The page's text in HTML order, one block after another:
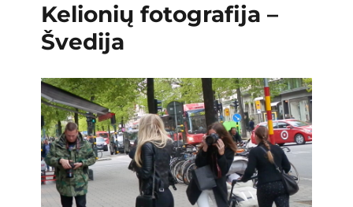
Kelionių fotografija –
Švedija